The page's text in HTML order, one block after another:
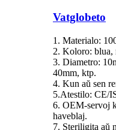
Vatglobeto
1. Materialo:
2. Koloro: blua,
3. Diametro:
40mm, ktp.
4. Kun aŭ sen
5.Atestilo: CE/
6. OEM-servoj
haveblaj.
7. Steriligita aŭ